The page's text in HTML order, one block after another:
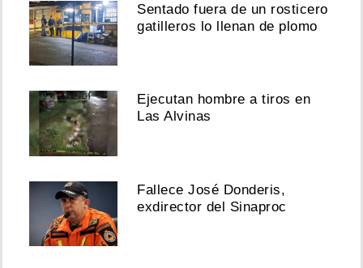
Sentado fuera de un rosticero
gatilleros lo llenan de plomo
Ejecutan hombre a tiros en
Las Alvinas
Fallece José Donderis,
exdirector del Sinaproc